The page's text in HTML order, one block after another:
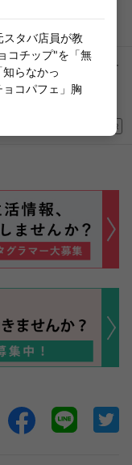
大人気ミニサイズのチ
ンジ「棚からなくな
PR
タバ店員が教
コチップ"を「無
らなかっ
コパフェ」胸